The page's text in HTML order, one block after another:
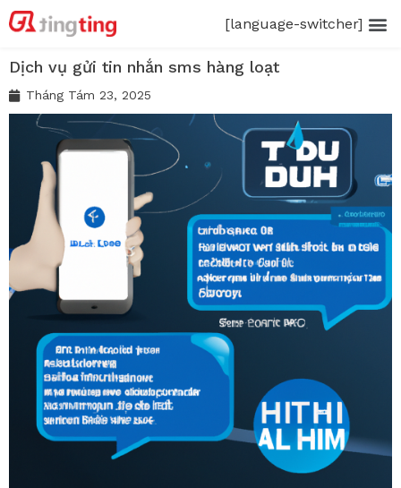
[language-switcher]
Dịch vụ gửi tin nhắn sms hàng loạt
Tháng Tám 23, 2025